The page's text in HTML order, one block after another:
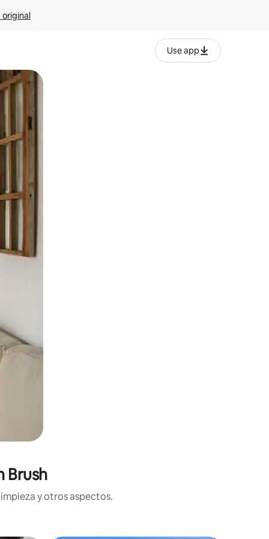
original
Use app
desliza el dedo.
Brush
y otros aspectos.